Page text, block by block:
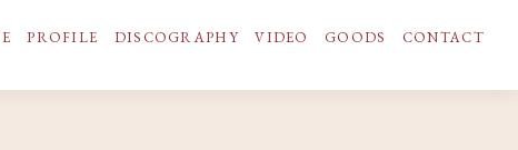
PROFILE DISCOGRAPHY VIDEO GOODS CONTACT